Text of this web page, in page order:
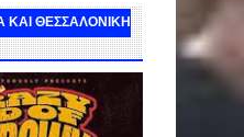
ΚΑΙ ΘΕΣΣΑΛΟΝΙΚΗ